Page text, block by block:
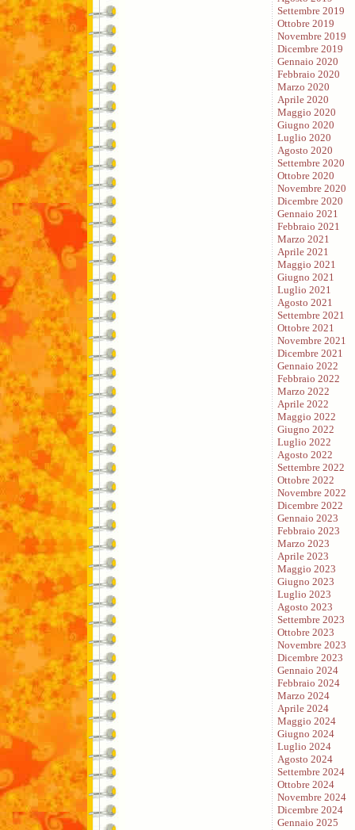
Settembre 2019
Ottobre 2019
Novembre 2019
Dicembre 2019
Gennaio 2020
Febbraio 2020
Marzo 2020
Aprile 2020
Maggio 2020
Giugno 2020
Luglio 2020
Agosto 2020
Settembre 2020
Ottobre 2020
Novembre 2020
Dicembre 2020
Gennaio 2021
Febbraio 2021
Marzo 2021
Aprile 2021
Maggio 2021
Giugno 2021
Luglio 2021
Agosto 2021
Settembre 2021
Ottobre 2021
Novembre 2021
Dicembre 2021
Gennaio 2022
Febbraio 2022
Marzo 2022
Aprile 2022
Maggio 2022
Giugno 2022
Luglio 2022
Agosto 2022
Settembre 2022
Ottobre 2022
Novembre 2022
Dicembre 2022
Gennaio 2023
Febbraio 2023
Marzo 2023
Aprile 2023
Maggio 2023
Giugno 2023
Luglio 2023
Agosto 2023
Settembre 2023
Ottobre 2023
Novembre 2023
Dicembre 2023
Gennaio 2024
Febbraio 2024
Marzo 2024
Aprile 2024
Maggio 2024
Giugno 2024
Luglio 2024
Agosto 2024
Settembre 2024
Ottobre 2024
Novembre 2024
Dicembre 2024
Gennaio 2025